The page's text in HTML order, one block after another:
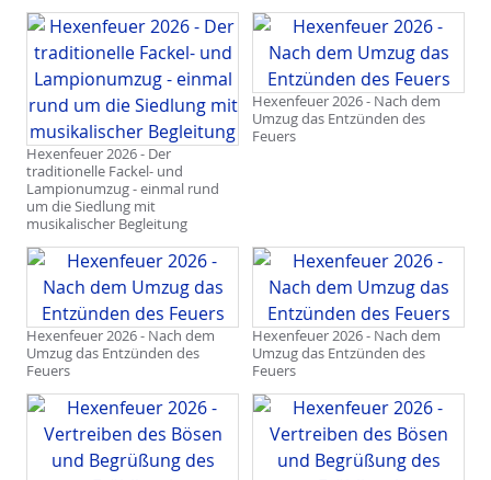
Hexenfeuer 2026 - Der
traditionelle Fackel- und
Lampionumzug - einmal rund
um die Siedlung mit
musikalischer Begleitung
Hexenfeuer 2026 - Nach dem
Umzug das Entzünden des
Feuers
Hexenfeuer 2026 - Nach dem
Umzug das Entzünden des
Feuers
Hexenfeuer 2026 - Nach dem
Umzug das Entzünden des
Feuers